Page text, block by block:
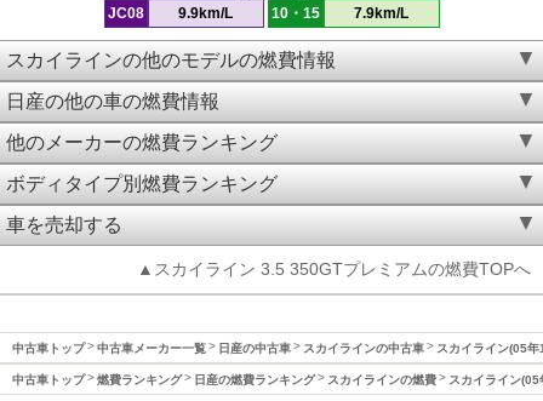
JC08 9.9km/L 10・15 7.9km/L
スカイラインの他のモデルの燃費情報
日産の他の車の燃費情報
他のメーカーの燃費ランキング
ボディタイプ別燃費ランキング
車を売却する
▲スカイライン 3.5 350GTプレミアムの燃費TOPへ
中古車トップ 中古車メーカー一覧 日産の中古車 スカイラインの中古車 スカイライン(05
中古車トップ 燃費ランキング 日産の燃費ランキング スカイラインの燃費 スカイライン